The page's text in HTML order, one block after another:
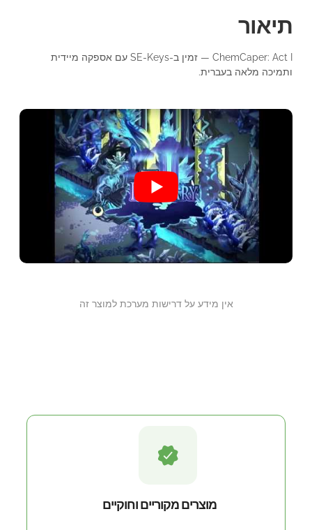
תיאור
ChemCaper: Act I — זמין ב-SE-Keys עם אספקה מיידית
ותמיכה מלאה בעברית.
אין מידע על דרישות מערכת למוצר זה
מוצרים מקוריים וחוקיים